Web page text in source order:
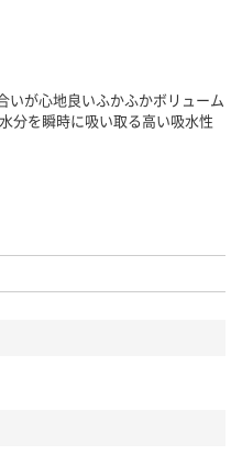
いが心地良いふかふかボリューム
分を瞬時に吸い取る高い吸水性